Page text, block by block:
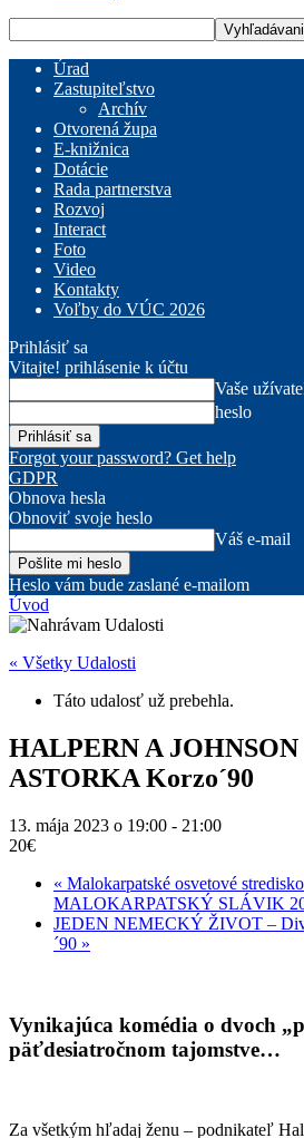
Úrad
Zastupiteľstvo
Archív
Otvorená župa
E-knižnica
Dotácie
Rada partnerstva
Rozvoj
Interact
Foto
Video
Kontakty
Voľby do VÚC 2026
Prihlásiť sa
Vitajte! prihlásenie k účtu
Vaše
heslo
Forgot your password? Get help
GDPR
Obnova hesla
Obnoviť svoje heslo
Váš e-mail
Heslo vám bude zaslané e-mailom
Úvod
« Všetky Udalosti
Táto udalosť už prebehla.
HALPERN A JOHNSON
ASTORKA Korzo´90
13. mája 2023 o 19:00 - 21:00
20€
« Malokarpatské osvetové
MALOKARPATSKÝ SLÁVIK
JEDEN NEMECKÝ ŽIVOT –
´90 »
Vynikajúca komédia o dvoch
päťdesiatročnom tajomstve…
Za všetkým hľadaj ženu – podnikateľ